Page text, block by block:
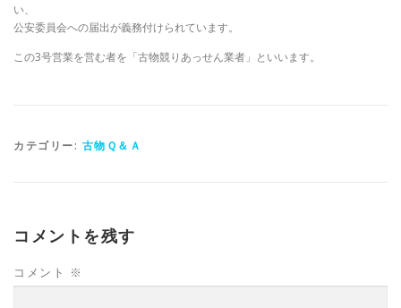
い、
公安委員会への届出が義務付けられています。
この3号営業を営む者を「古物競りあっせん業者」といいます。
カテゴリー: 古物Ｑ＆Ａ
コメントを残す
コメント ※